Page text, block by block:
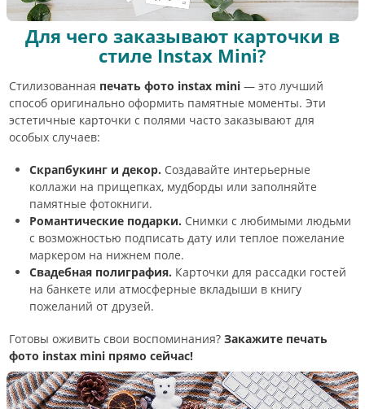
Для чего заказывают карточки в
стиле Instax Mini?
Стилизованная печать фото instax mini — это лучший
способ оригинально оформить памятные моменты. Эти
эстетичные карточки с полями часто заказывают для
особых случаев:
Скрапбукинг и декор. Создавайте интерьерные
коллажи на прищепках, мудборды или заполняйте
памятные фотокниги.
Романтические подарки. Снимки с любимыми людьми
с возможностью подписать дату или теплое пожелание
маркером на нижнем поле.
Свадебная полиграфия. Карточки для рассадки гостей
на банкете или атмосферные вкладыши в книгу
пожеланий от друзей.
Готовы оживить свои воспоминания? Закажите печать
фото instax mini прямо сейчас!